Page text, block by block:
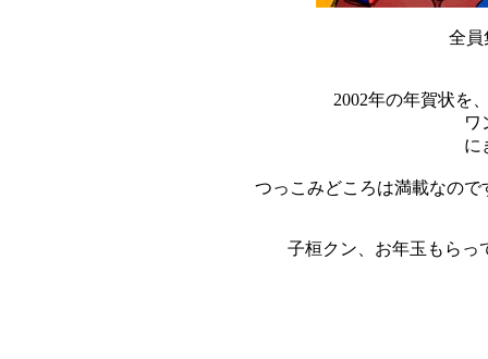
全員
2002年の年賀状を
ワ
に
つっこみどころは満載なの
子桓クン、お年玉もらっ